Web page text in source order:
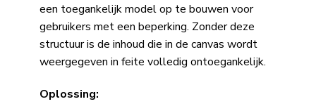
een toegankelijk model op te bouwen voor
gebruikers met een beperking. Zonder deze
structuur is de inhoud die in de canvas wordt
weergegeven in feite volledig ontoegankelijk.
Oplossing: